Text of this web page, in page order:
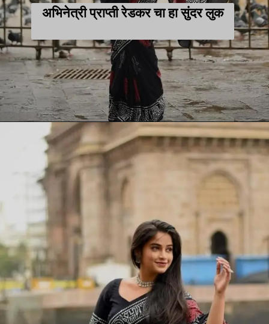
अभिनेत्री प्राप्ती रेडकर चा हा सुंदर लुक